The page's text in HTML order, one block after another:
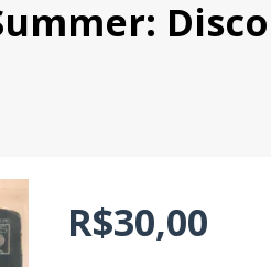
Disco
R$30,00